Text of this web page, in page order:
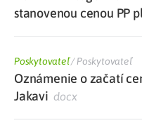
stanovenou cenou PP
Poskytovateľ/Poskytovateľ
Oznámenie o začatí
Jakavi docx